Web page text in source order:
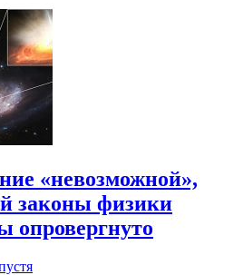
«невозможной»,
законы физики
опровергнуто